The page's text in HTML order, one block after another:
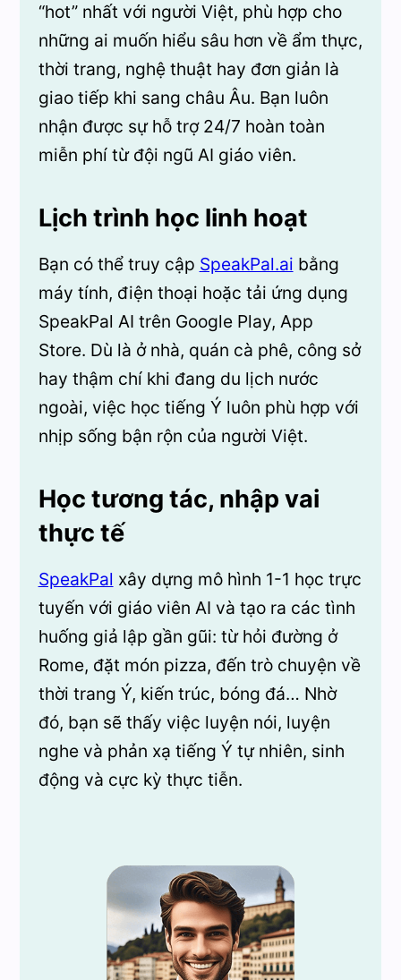
“hot” nhất với người Việt, phù hợp cho
những ai muốn hiểu sâu hơn về ẩm thực,
thời trang, nghệ thuật hay đơn giản là
giao tiếp khi sang châu Âu. Bạn luôn
nhận được sự hỗ trợ 24/7 hoàn toàn
miễn phí từ đội ngũ AI giáo viên.
Lịch trình học linh hoạt
Bạn có thể truy cập SpeakPal.ai bằng
máy tính, điện thoại hoặc tải ứng dụng
SpeakPal AI trên Google Play, App
Store. Dù là ở nhà, quán cà phê, công sở
hay thậm chí khi đang du lịch nước
ngoài, việc học tiếng Ý luôn phù hợp với
nhịp sống bận rộn của người Việt.
Học tương tác, nhập vai
thực tế
SpeakPal xây dựng mô hình 1-1 học trực
tuyến với giáo viên AI và tạo ra các tình
huống giả lập gần gũi: từ hỏi đường ở
Rome, đặt món pizza, đến trò chuyện về
thời trang Ý, kiến trúc, bóng đá… Nhờ
đó, bạn sẽ thấy việc luyện nói, luyện
nghe và phản xạ tiếng Ý tự nhiên, sinh
động và cực kỳ thực tiễn.